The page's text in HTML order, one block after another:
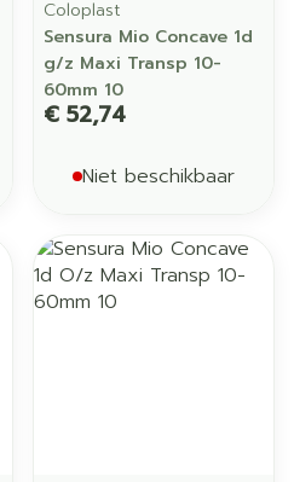
Coloplast
Sensura Mio Concave 1d
g/z Maxi Transp 10-
60mm 10
€ 52,74
Niet beschikbaar